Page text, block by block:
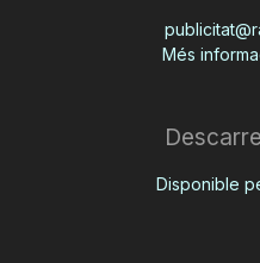
Més
Disponible